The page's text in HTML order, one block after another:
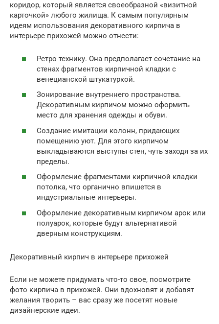
коридор, который является своеобразной «визитной
карточкой» любого жилища. К самым популярным
идеям использования декоративного кирпича в
интерьере прихожей можно отнести:
Ретро технику. Она предполагает сочетание на
стенах фрагментов кирпичной кладки с
венецианской штукатуркой.
Зонирование внутреннего пространства.
Декоративным кирпичом можно оформить
место для хранения одежды и обуви.
Создание имитации колонн, придающих
помещению уют. Для этого кирпичом
выкладываются выступы стен, чуть заходя за их
пределы.
Оформление фрагментами кирпичной кладки
потолка, что органично впишется в
индустриальные интерьеры.
Оформление декоративным кирпичом арок или
полуарок, которые будут альтернативой
дверным конструкциям.
Декоративный кирпич в интерьере прихожей
Если не можете придумать что-то свое, посмотрите
фото кирпича в прихожей. Они вдохновят и добавят
желания творить – вас сразу же посетят новые
дизайнерские идеи.